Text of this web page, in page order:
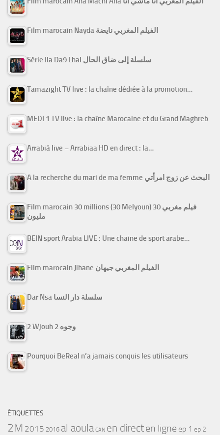
Film marocain Nayda الفيلم المغربي نايضة
Série Ila Da9 Lhal سلسلة إلى ضاق الحال
Tamazight TV live : la chaîne dédiée à la promotion…
MEDI 1 TV live : la chaîne Marocaine et du Grand Maghreb
Arrabiâ live – Arrabiaa HD en direct : la…
A la recherche du mari de ma femme البحث عن زوج امرأتي
Film marocain 30 millions (30 Melyoun) فيلم مغربي 30
مليون
BEIN sport Arabia LIVE : Une chaine de sport arabe…
Film marocain Jihane الفيلم المغربي جيهان
Dar Nsa سلسلة دار النسا
2 Wjouh 2 وجوه
Pourquoi BeReal n’a jamais conquis les utilisateurs
ÉTIQUETTES
2M 2015 2016 al aoula CAN en directen ligne ep 1 ep 2